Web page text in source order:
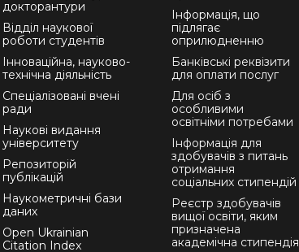
докторантури
Відділ наукової
роботи студентів
Інноваційна, науково-
технічна діяльність
Спеціалізовані вчені
ради
Наукові видання
університету
Репозиторій
публікацій
Наукометричні бази
даних
Open Ukrainian
Citation Index
Інформація, що
підлягає
оприлюдненню
Банківські реквізити
для оплати послуг
Для осіб з
особливими
освітніми потребами
Інформація для
здобувачів з питань
отримання
соціальних стипендій
Реєстр здобувачів
вищої освіти, яким
призначена
академічна стипендія